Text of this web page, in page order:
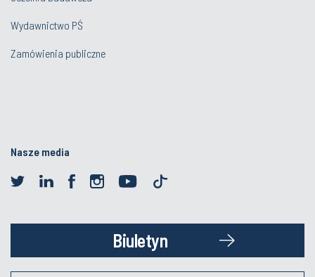
Wydawnictwo PŚ
Zamówienia publiczne
Nasze media
Biuletyn